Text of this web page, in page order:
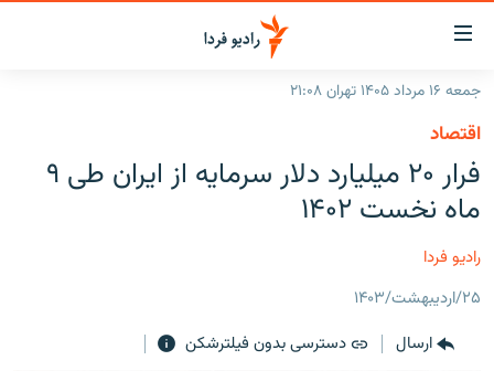
لینک‌های
قابلیت
دسترسی
بازگشت
منوی
اصلی
رفتن
به
صفحه
ایران
جهان
فرکانس‌ها
پادکست
چندرسانه‌ای
گزارش‌های تصویری
زنان فردا
جمعه ۱۶ مرداد ۱۴۰۵ تهران ۲۱:۰۸
اقتصاد
فرار ۲۰ میلیارد دلار سرمایه از ایران طی ۹
ماه نخست ۱۴۰۲
رادیو فردا
۲۵/اردیبهشت/۱۴۰۳
ارسال
دسترسی بدون فیلترشکن